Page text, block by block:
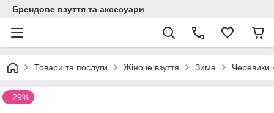
Брендове взуття та аксесуари
Товари та послуги Жіноче взуття Зима Черевики
–29%